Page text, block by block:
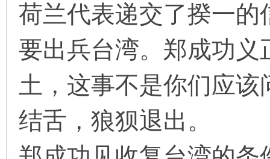
荷兰代表递交了揆一
要出兵台湾。郑成功义
土，这事不是你们应该
结舌，狼狈退出。